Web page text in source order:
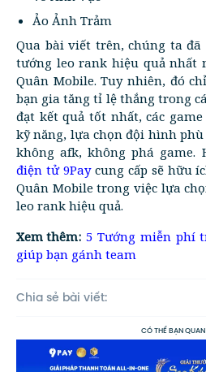
Ảo Ảnh Trảm
Qua bài viết trên, chúng ta
tướng leo rank hiệu quả nhất
Quân Mobile. Tuy nhiên, đó
bạn gia tăng tỉ lệ thắng trong
đạt kết quả tốt nhất, các
kỹ năng, lựa chọn đội hình
không afk, không phá game.
điện tử 9Paycung cấp sẽ hữu
Quân Mobile trong việc lựa
leo rank hiệu quả.
Xem thêm: 5 Tướng miễn phí
giúp bạn gánh team
Chia sẻ bài viết:
CÓ THỂ BẠN